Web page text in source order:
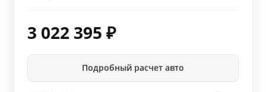
3 022 395 ₽
Подробный расчет авто